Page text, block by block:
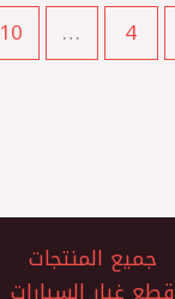
4
…
10
جميع المنتجات